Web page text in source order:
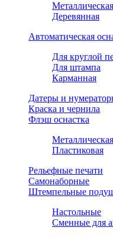
Металлическая
Деревянная
Автоматическая
Для круглой
Для штампа
Карманная
Датеры и
Краска и чернила
Флэш оснастка
Металлическая
Пластиковая
Рельефные печати
Самонаборные
Штемпельные
Настольные
Сменные для